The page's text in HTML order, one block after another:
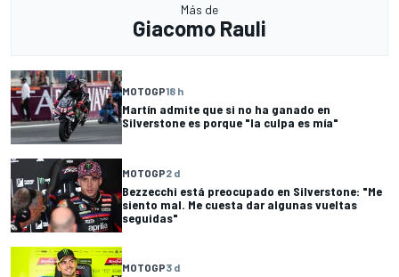
Más de
Giacomo Rauli
MOTOGP18 h
Martín admite que si no ha ganado en
Silverstone es porque "la culpa es mía"
MOTOGP2 d
Bezzecchi está preocupado en Silverstone: "Me
siento mal. Me cuesta dar algunas vueltas
seguidas"
MOTOGP3 d